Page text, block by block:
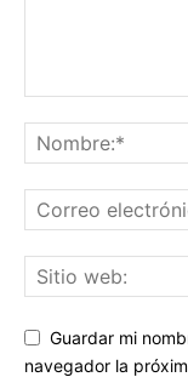
Guardar mi
navegador la